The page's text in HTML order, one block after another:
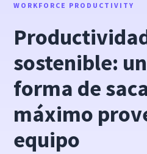
WORKFORCE PRODUCTIVITY
sostenible:
forma de
máximo
equipo